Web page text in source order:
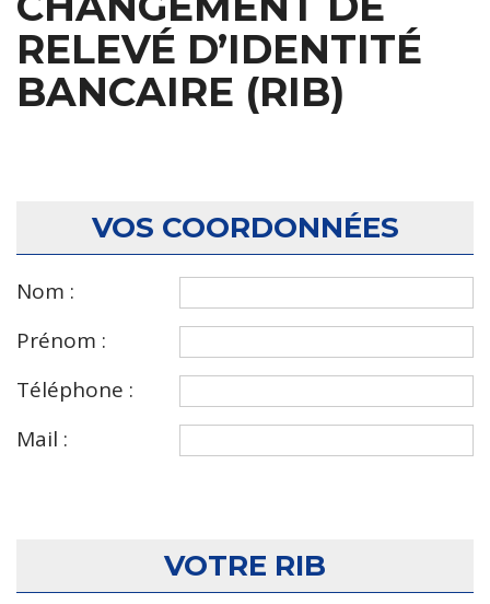
RELEVÉ D’IDENTITÉ
BANCAIRE (RIB)
VOS COORDONNÉES
Nom :
Prénom :
Téléphone :
Mail :
VOTRE RIB